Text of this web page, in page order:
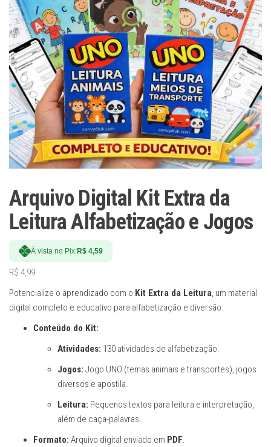
Arquivo Digital Kit Extra da
Leitura Alfabetização e Jogos
À vista no Pix:R$ 4,59
R$ 4,99
Potencialize o aprendizado com o Kit Extra da Leitura, um material
digital completo e educativo para alfabetização e diversão.
Conteúdo do Kit:
Atividades: 130 atividades de alfabetização.
Jogos: Jogo UNO (temas animais e transportes), jogos
diversos e apostila.
Leitura: Pequenos textos para leitura e interpretação,
além de caça-palavras.
Formato: Arquivo digital enviado em PDF.